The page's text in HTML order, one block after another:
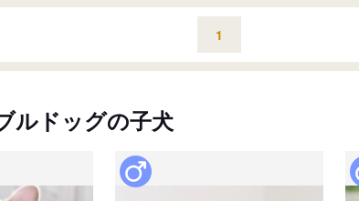
1
ルドッグの子犬